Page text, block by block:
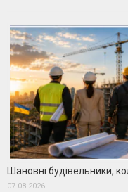
Шановні будівельники,
07.08.2026